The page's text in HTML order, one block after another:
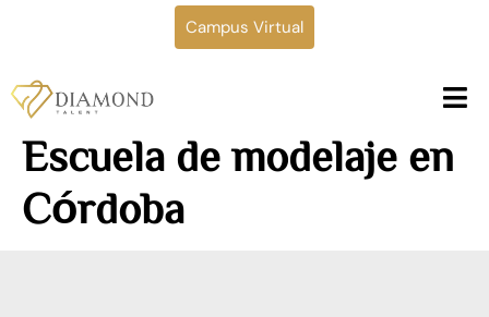
Campus Virtual
Escuela de modelaje en
Córdoba